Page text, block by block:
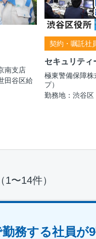
南支店
谷区給
契約・嘱託社
セキュリティ
極東警備保障
プ）
勤務地：渋谷区
1〜14件）
務する社員が